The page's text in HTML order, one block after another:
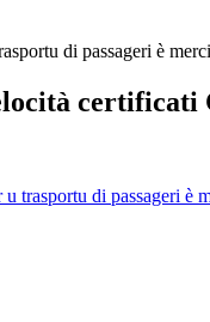
trasportu di passageri è